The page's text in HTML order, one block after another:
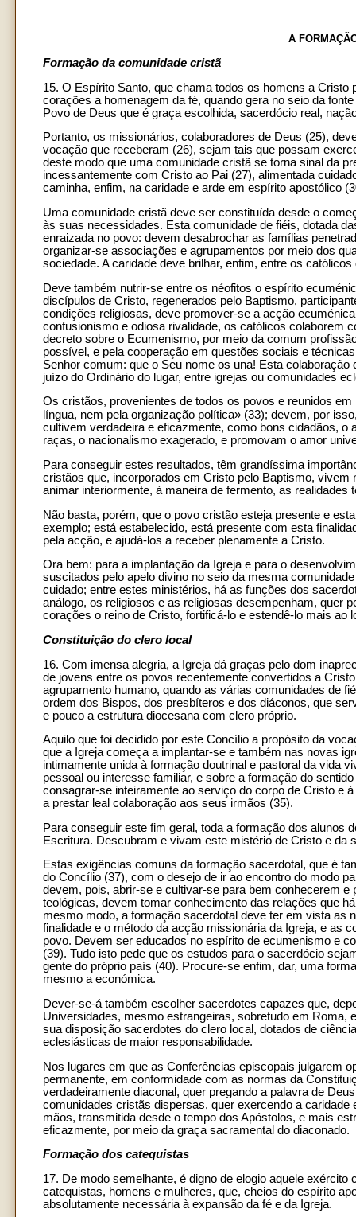
A
Formação da comunidade cristã
15. O Espírito Santo, que chama todos os homens a
corações a homenagem da fé, quando gera no seio da
Povo de Deus que é graça escolhida, sacerdócio real,
Portanto, os missionários, colaboradores de Deus (25),
vocação que receberam (26), sejam tais que possam
deste modo que uma comunidade cristã se torna sinal da
incessantemente com Cristo ao Pai (27), alimentada
caminha, enfim, na caridade e arde em espírito apostólico
Uma comunidade cristã deve ser constituída desde o
às suas necessidades. Esta comunidade de fiéis, dotada
enraizada no povo: devem desabrochar as famílias
organizar-se associações e agrupamentos por meio dos
sociedade. A caridade deve brilhar, enfim, entre os católicos
Deve também nutrir-se entre os néofitos o espírito
discípulos de Cristo, regenerados pelo Baptismo,
condições religiosas, deve promover-se a acção
confusionismo e odiosa rivalidade, os católicos colaborem
decreto sobre o Ecumenismo, por meio da comum
possível, e pela cooperação em questões sociais e
Senhor comum: que o Seu nome os una! Esta
juízo do Ordinário do lugar, entre igrejas ou comunidades
Os cristãos, provenientes de todos os povos e reunidos
língua, nem pela organização política» (33); devem, por
cultivem verdadeira e eficazmente, como bons cidadãos,
raças, o nacionalismo exagerado, e promovam o amor
Para conseguir estes resultados, têm grandíssima
cristãos que, incorporados em Cristo pelo Baptismo,
animar interiormente, à maneira de fermento, as
Não basta, porém, que o povo cristão esteja presente e
exemplo; está estabelecido, está presente com esta
pela acção, e ajudá-los a receber plenamente a Cristo.
Ora bem: para a implantação da Igreja e para o
suscitados pelo apelo divino no seio da mesma
cuidado; entre estes ministérios, há as funções dos
análogo, os religiosos e as religiosas desempenham, quer
corações o reino de Cristo, fortificá-lo e estendê-lo mais ao
Constituição do clero local
16. Com imensa alegria, a Igreja dá graças pelo dom
de jovens entre os povos recentemente convertidos a
agrupamento humano, quando as várias comunidades de
ordem dos Bispos, dos presbíteros e dos diáconos, que
e pouco a estrutura diocesana com clero próprio.
Aquilo que foi decidido por este Concílio a propósito da
que a Igreja começa a implantar-se e também nas novas
intimamente unida à formação doutrinal e pastoral da vida
pessoal ou interesse familiar, e sobre a formação do
consagrar-se inteiramente ao serviço do corpo de Cristo e
a prestar leal colaboração aos seus irmãos (35).
Para conseguir este fim geral, toda a formação dos alunos
Escritura. Descubram e vivam este mistério de Cristo e da
Estas exigências comuns da formação sacerdotal, que é
do Concílio (37), com o desejo de ir ao encontro do modo
devem, pois, abrir-se e cultivar-se para bem conhecerem
teológicas, devem tomar conhecimento das relações que
mesmo modo, a formação sacerdotal deve ter em vista as
finalidade e o método da acção missionária da Igreja, e as
povo. Devem ser educados no espírito de ecumenismo e
(39). Tudo isto pede que os estudos para o sacerdócio
gente do próprio país (40). Procure-se enfim, dar, uma
mesmo a económica.
Dever-se-á também escolher sacerdotes capazes que,
Universidades, mesmo estrangeiras, sobretudo em Roma,
sua disposição sacerdotes do clero local, dotados de
eclesiásticas de maior responsabilidade.
Nos lugares em que as Conferências episcopais julgarem
permanente, em conformidade com as normas da
verdadeiramente diaconal, quer pregando a palavra de
comunidades cristãs dispersas, quer exercendo a
mãos, transmitida desde o tempo dos Apóstolos, e mais
eficazmente, por meio da graça sacramental do diaconado.
Formação dos catequistas
17. De modo semelhante, é digno de elogio aquele
catequistas, homens e mulheres, que, cheios do espírito
absolutamente necessária à expansão da fé e da Igreja.